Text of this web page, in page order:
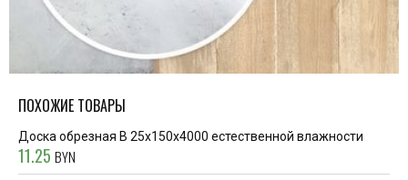
ПОХОЖИЕ ТОВАРЫ
Доска обрезная В 25x150x4000 естественной влажности
11.25 BYN